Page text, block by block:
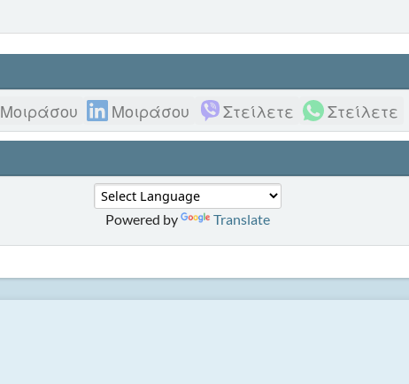
Μοιράσου Μοιράσου Στείλετε Στείλετε
Powered by Translate